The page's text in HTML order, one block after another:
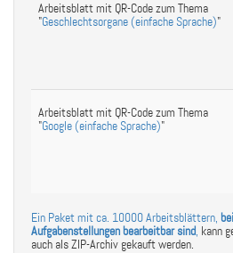
Arbeitsblatt mit QR-Code zum Thema
"Geschlechtsorgane (einfache Sprache)"
Arbeitsblatt mit QR-Code zum Thema
"Google (einfache Sprache)"
Ein Paket mit ca. 10000 Arbeitsblättern,
Aufgabenstellungen bearbeitbar sind, kann
auch als ZIP-Archiv gekauft werden.